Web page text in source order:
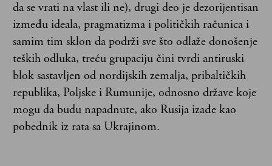
da se vrati na vlast ili ne), drugi deo je dezorijentisan
između ideala, pragmatizma i političkih računica i
samim tim sklon da podrži sve što odlaže donošenje
teških odluka, treću grupaciju čini tvrdi antiruski
blok sastavljen od nordijskih zemalja, pribaltičkih
republika, Poljske i Rumunije, odnosno države koje
mogu da budu napadnute, ako Rusija izađe kao
pobednik iz rata sa Ukrajinom.